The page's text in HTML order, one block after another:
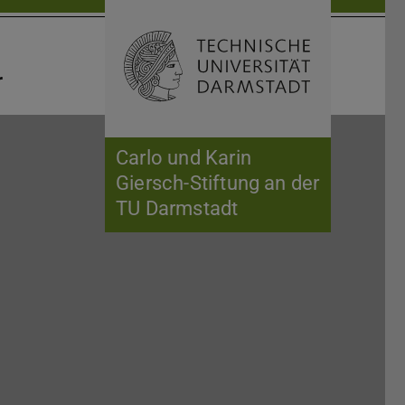
Carlo und Karin
Giersch-Stiftung an der
TU Darmstadt
Suche öffnen